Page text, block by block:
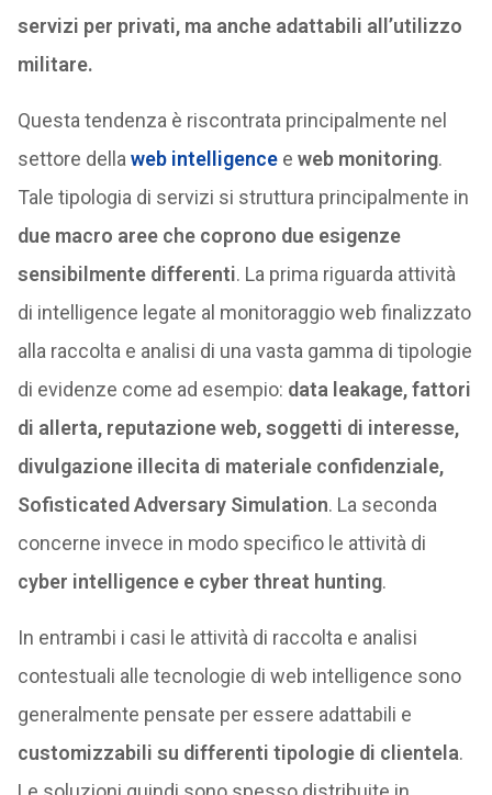
servizi per privati, ma anche adattabili all’utilizzo
militare.
Questa tendenza è riscontrata principalmente nel
settore della web intelligencee web monitoring.
Tale tipologia di servizi si struttura principalmente in
due macro aree che coprono due esigenze
sensibilmente differenti. La prima riguarda attività
di intelligence legate al monitoraggio web finalizzato
alla raccolta e analisi di una vasta gamma di tipologie
di evidenze come ad esempio: data leakage, fattori
di allerta, reputazione web, soggetti di interesse,
divulgazione illecita di materiale confidenziale,
Sofisticated Adversary Simulation. La seconda
concerne invece in modo specifico le attività di
cyber intelligence e cyber threat hunting.
In entrambi i casi le attività di raccolta e analisi
contestuali alle tecnologie di web intelligence sono
generalmente pensate per essere adattabili e
customizzabili su differenti tipologie di clientela.